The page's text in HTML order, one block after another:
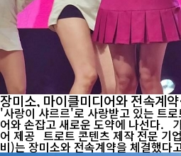
장미소, 마이클미디어와 전속계
'사랑이 샤르르'로 사랑받고 있는 트
어와 손잡고 새로운 도약에 나선다. 가수 장미소 사진=마이클미디
어 제공 트로트 콘텐츠 제작 전문 기업인 마이클미디어(대표 강웅